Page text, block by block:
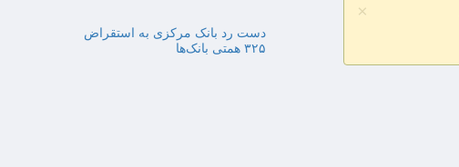
×
دست رد بانک مرکزی به استقراض
۳۲۵ همتی بانک‌ها